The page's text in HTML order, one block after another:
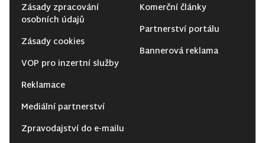
Zásady zpracování
osobních údajů
Zásady cookies
VOP pro inzertní služby
Reklamace
Mediální partnerství
Zpravodajství do e-mailu
Komerční články
Partnerství portálu
Bannerová reklama